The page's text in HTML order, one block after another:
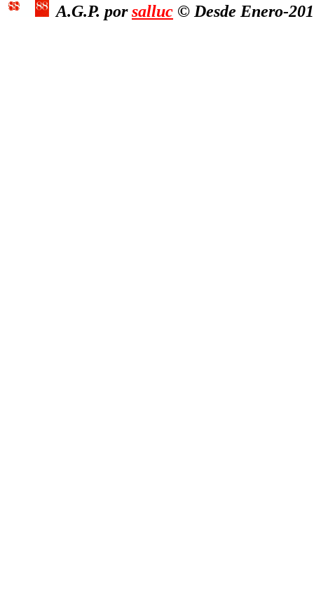
A.G.P. porsalluc © Desde Enero-